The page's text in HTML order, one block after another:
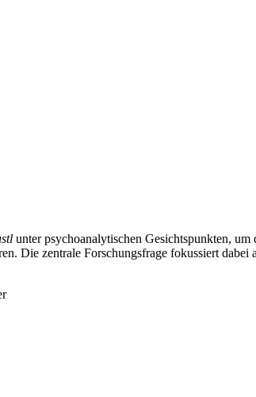
unter psychoanalytischen Gesichtspunkten,
Die zentrale Forschungsfrage fokussiert